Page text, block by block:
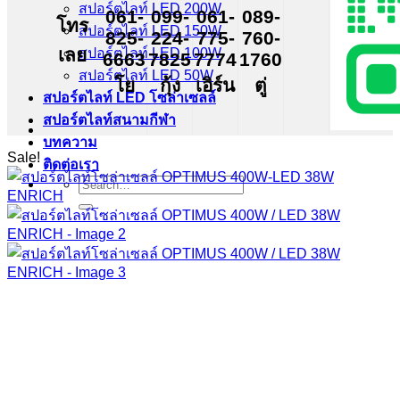
สปอร์ตไลท์ LED 200W
สปอร์ตไลท์ LED 150W
สปอร์ตไลท์ LED 100W
สปอร์ตไลท์ LED 50W
สปอร์ตไลท์ LED โซล่าเซลล์
สปอร์ตไลท์สนามกีฬา
บทความ
ติดต่อเรา
Search
for:
โทร
เลย
061-
825-
6663
โย
099-
224-
7825
กุ้ง
061-
775-
7774
เอิร์น
089-
760-
1760
ตู่
Sale!